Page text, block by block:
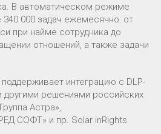
В автоматическом режиме
000 задач ежемесячно: от
при найме сотрудника до
отношений, а также задачи
интеграцию с DLP-
другими решениями российских
Астра»,
СОФТ» и пр. Solar inRights